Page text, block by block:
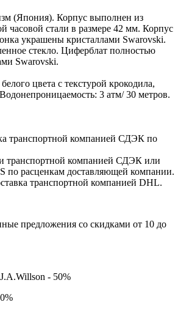
(Япония). Корпус выполнен из
часовой стали в размере 42 мм. Корпус
украшены кристаллами Swarovski.
стекло. Циферблат полностью
Swarovski.
цвета с текстурой крокодила,
3 атм/ 30 метров.
транспортной компанией СДЭК по
транспортной компанией СДЭК или
по расценкам доставляющей компании.
транспортной компанией DHL.
предложения со скидками от 10 до
- 50%